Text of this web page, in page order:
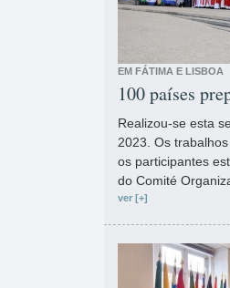
EM FÁTIMA E LISBOA
100 países
Realizou-se esta
2023. Os
os participantes
do Comité
ver [+]